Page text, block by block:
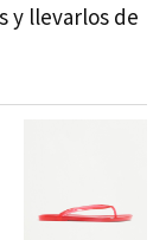
y llevarlos de